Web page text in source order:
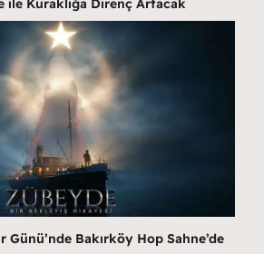
ile Kuraklığa Direnç Artacak
Bakırköy Hop Sahne’de